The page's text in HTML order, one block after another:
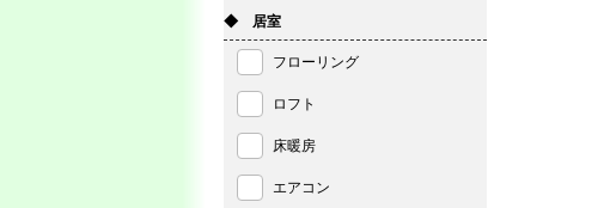
◆ 居室
フローリング
ロフト
床暖房
エアコン